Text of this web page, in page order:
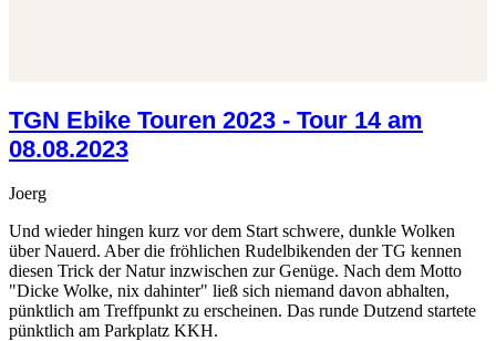
TGN Ebike Touren 2023 - Tour 14 am
08.08.2023
Joerg
Und wieder hingen kurz vor dem Start schwere, dunkle Wolken
über Nauerd. Aber die fröhlichen Rudelbikenden der TG kennen
diesen Trick der Natur inzwischen zur Genüge. Nach dem Motto
"Dicke Wolke, nix dahinter" ließ sich niemand davon abhalten,
pünktlich am Treffpunkt zu erscheinen. Das runde Dutzend startete
pünktlich am Parkplatz KKH.